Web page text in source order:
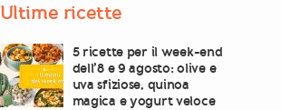
Ultime ricette
5 ricette per il week-end
dell’8 e 9 agosto: olive e
uva sfiziose, quinoa
magica e yogurt veloce